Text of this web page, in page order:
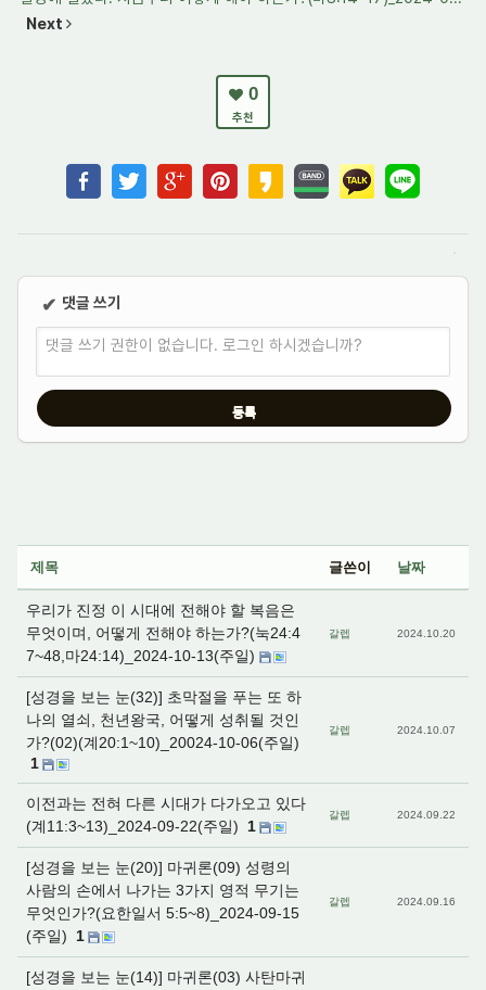
Next
0
추천
✔ 댓글 쓰기
댓글 쓰기 권한이 없습니다. 로그인 하시겠습니까?
제목 글쓴이 날짜
우리가 진정 이 시대에 전해야 할 복음은
무엇이며, 어떻게 전해야 하는가?(눅24:4
7~48,마24:14)_2024-10-13(주일)
갈렙 2024.10.20
[성경을 보는 눈(32)] 초막절을 푸는 또 하
나의 열쇠, 천년왕국, 어떻게 성취될 것인
가?(02)(계20:1~10)_20024-10-06(주일)
1
갈렙 2024.10.07
이전과는 전혀 다른 시대가 다가오고 있다
(계11:3~13)_2024-09-22(주일)
1
갈렙 2024.09.22
[성경을 보는 눈(20)] 마귀론(09) 성령의
사람의 손에서 나가는 3가지 영적 무기는
무엇인가?(요한일서 5:5~8)_2024-09-15
(주일)
1
갈렙 2024.09.16
[성경을 보는 눈(14)] 마귀론(03) 사탄마귀